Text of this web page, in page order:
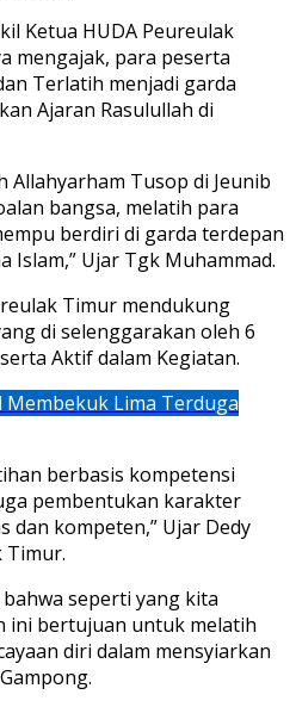
Ketua HUDA Peureulak
mengajak, para peserta
Terlatih menjadi garda
Ajaran Rasulullah di
Allahyarham Tusop di Jeunib
bangsa, melatih para
berdiri di garda terdepan
Islam,” Ujar Tgk Muhammad.
Timur mendukung
di selenggarakan oleh 6
Aktif dalam Kegiatan.
Membekuk Lima Terduga
berbasis kompetensi
pembentukan karakter
kompeten,” Ujar Dedy
Timur.
seperti yang kita
ini bertujuan untuk melatih
diri dalam mensyiarkan